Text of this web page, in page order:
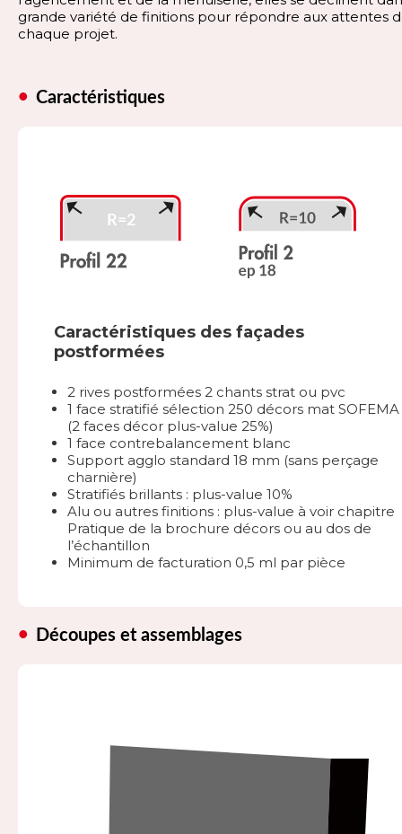
grande variété de finitions pour répondre aux attentes
chaque projet.
Caractéristiques
Caractéristiques des façades
postformées
2 rives postformées 2 chants strat ou pvc
1 face stratifié sélection 250 décors mat SOFEMA
(2 faces décor plus-value 25%)
1 face contrebalancement blanc
Support agglo standard 18 mm (sans perçage
charnière)
Stratifiés brillants : plus-value 10%
Alu ou autres finitions : plus-value à voir chapitre
Pratique de la brochure décors ou au dos de
l’échantillon
Minimum de facturation 0,5 ml par pièce
Découpes et assemblages